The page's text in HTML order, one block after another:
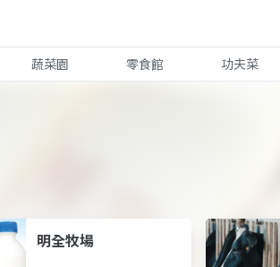
蔬菜園 零食館 功夫菜
明全牧場